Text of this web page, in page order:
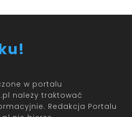
w portalu
należy traktować
Redakcja Portalu